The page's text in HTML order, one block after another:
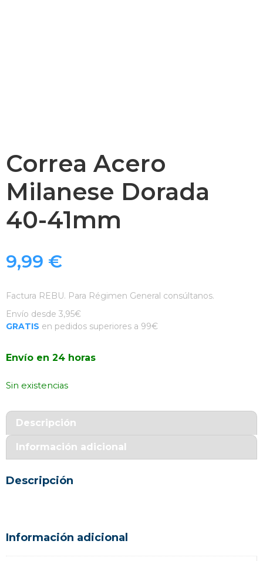
Correa Acero
Milanese Dorada
40-41mm
9,99 €
Factura REBU. Para Régimen General consúltanos.
Envío desde 3,95€
GRATIS en pedidos superiores a 99€
Envío en 24 horas
Sin existencias
Descripción
Información adicional
Descripción
Información adicional